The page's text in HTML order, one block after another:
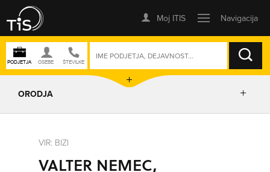
ISKANJE
ORODJA
IZRIŠI POT
VIR: BIZI
VALTER NEMEC,